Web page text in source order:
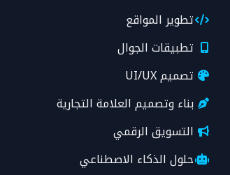
تطوير المواقع
تطبيقات الجوال
تصميم UI/UX
بناء وتصميم العلامة التجارية
التسويق الرقمي
حلول الذكاء الاصطناعي